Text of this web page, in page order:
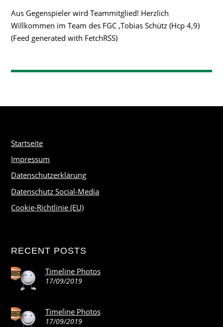
Aus Gegenspieler wird Teammitglied! Herzlich
Willkommen im Team des FGC ,Tobias Schütz (Hcp 4,9)
(Feed generated with FetchRSS)
Startseite
Impressum
Datenschutzerklärung
Datenschutz Social-Media
Cookie-Richtlinie (EU)
RECENT POSTS
Timeline Photos
17/09/2019
Timeline Photos
17/09/2019